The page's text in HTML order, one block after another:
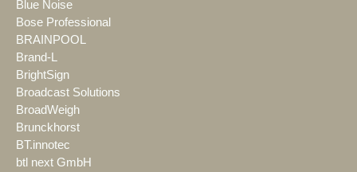
Blue Noise
Bose Professional
BRAINPOOL
Brand-L
BrightSign
Broadcast Solutions
BroadWeigh
Brunckhorst
BT.innotec
btl next GmbH